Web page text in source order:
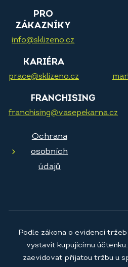
PRO
ZÁKAZNÍKY
info@sklizeno.cz
KARIÉRA
prace@sklizeno.cz
FRANCHISING
franchising@vasepekarna.cz
Ochrana
osobních
údajů
Podle zákona o evidenci
vystavit kupujícímu
zaevidovat přijatou tržbu u